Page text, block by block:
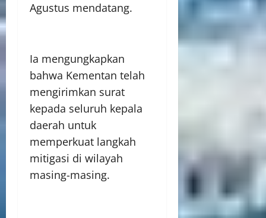
Agustus mendatang.
Ia mengungkapkan
bahwa Kementan telah
mengirimkan surat
kepada seluruh kepala
daerah untuk
memperkuat langkah
mitigasi di wilayah
masing-masing.